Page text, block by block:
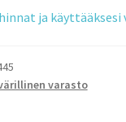
ja käyttääksesi
varasto